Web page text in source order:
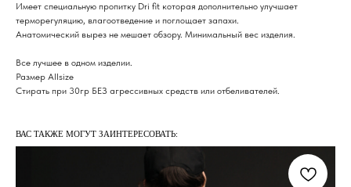
Имеет специальную пропитку Dri fit которая дополнительно улучшает
терморегуляцию, влагоотведение и поглощает запахи.
Анатомический вырез не мешает обзору. Минимальный вес изделия.
Все лучшее в одном изделии.
Размер Allsize
Стирать при 30гр БЕЗ агрессивных средств или отбеливателей.
ВАС ТАКЖЕ МОГУТ ЗАИНТЕРЕСОВАТЬ: